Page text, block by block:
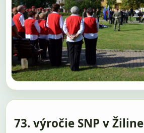
73. výročie SNP v Žiline